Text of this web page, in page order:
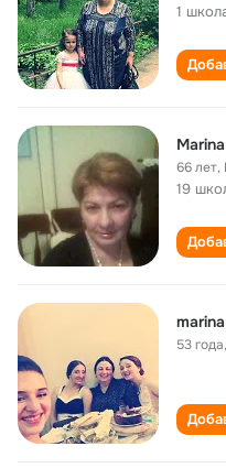
1
66 лет,
19
53 года,